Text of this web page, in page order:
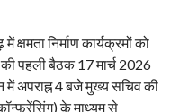
क्षमता निर्माण कार्यक्रमों को
की पहली बैठक 17 मार्च 2026
में अपराह्न 4 बजे मुख्य सचिव की
कॉन्फ्रेंसिंग) के माध्यम से